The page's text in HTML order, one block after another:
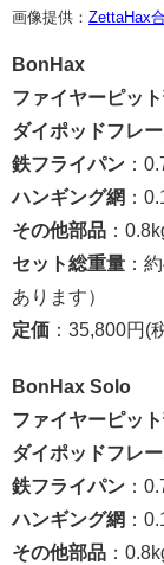
画像提供： ZettaHax
BonHax
ファイヤーピッ
ダイポッドフレ
鉄フライパン ：
ハンギング網 ：
その他部品 ：
セット総重量 ：
あります）
定価 ：35,800円(
BonHax Solo
ファイヤーピッ
ダイポッドフレ
鉄フライパン ：
ハンギング網 ：
その他部品 ：